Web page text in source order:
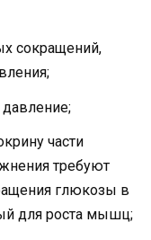
сокращений,
части
требуют
глюкозы в
для роста мышц;